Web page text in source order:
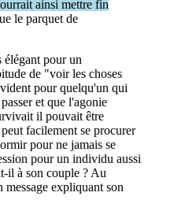
ainsi mettre fin
le parquet de
élégant pour un
de "voir les choses
pour quelqu'un qui
et que l'agonie
il pouvait être
facilement se procurer
pour ne jamais se
pour un individu aussi
il à son couple ? Au
expliquant son